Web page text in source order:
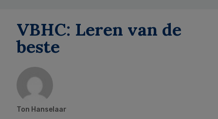
VBHC: Leren van de
beste
Ton Hanselaar